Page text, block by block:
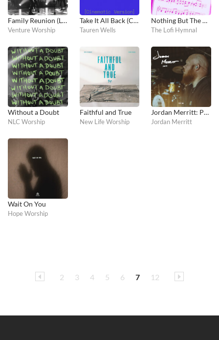
Family Reunion (Live Recording)
Venture Worship
Take It All Back (Cinematic Version)
Tauren Wells
Nothing But The Blood
The Lofi Hymnal
Without a Doubt
NLC Worship
Faithful and True
New Life Worship
Jordan Merritt: Part II
Jordan Merritt
Wait On You
Hope Worship
2 3 4 5 6 7 12